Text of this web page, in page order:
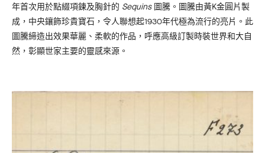
年首次用於點綴項鍊及胸針的 Sequins 圖騰。圖騰由黃K金圓片製
成，中央鑲飾珍貴寶石，令人聯想起1930年代極為流行的亮片。此
圖騰締造出效果華麗、柔軟的作品，呼應高級訂製時裝世界和大自
然，彰顯世家主要的靈感來源。